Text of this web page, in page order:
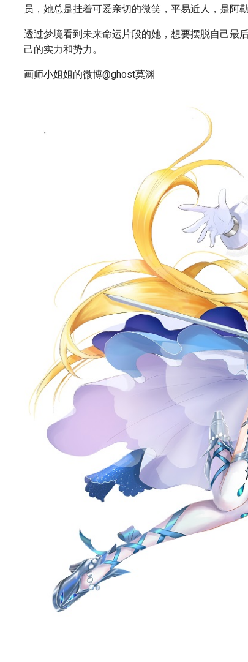
员，她总是挂着可爱亲切的微笑，平易近人，是阿
透过梦境看到未来命运片段的她，想要摆脱自己最
己的实力和势力。
画师小姐姐的微博@ghost莫渊